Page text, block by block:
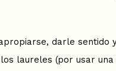
darle sentido
laureles (por usar